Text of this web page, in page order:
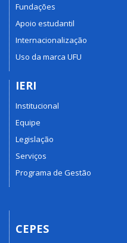
Fundações
Apoio estudantil
Internacionalização
Uso da marca UFU
IERI
Institucional
Equipe
Legislação
Serviços
Programa de Gestão
CEPES